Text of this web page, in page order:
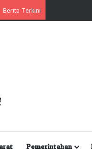
Berita Terkini
Pemerintahan